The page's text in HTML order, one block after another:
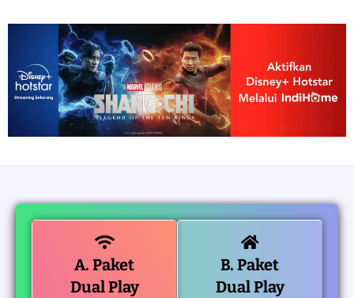
A. Paket
Dual Play
B. Paket
Dual Play